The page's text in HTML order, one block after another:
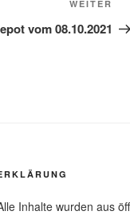
WEITER
vom 08.10.2021
Inhalte wurden aus